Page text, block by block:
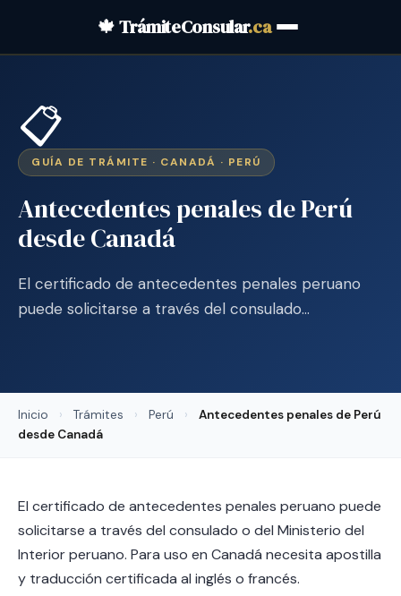
🍁 TrámiteConsular.ca
📋
GUÍA DE TRÁMITE · CANADÁ · PERÚ
Antecedentes penales de Perú
desde Canadá
El certificado de antecedentes penales peruano
puede solicitarse a través del consulado…
Inicio › Trámites › Perú ›
Antecedentes penales de Perú
desde Canadá
El certificado de antecedentes penales peruano puede
solicitarse a través del consulado o del Ministerio del
Interior peruano. Para uso en Canadá necesita apostilla
y traducción certificada al inglés o francés.